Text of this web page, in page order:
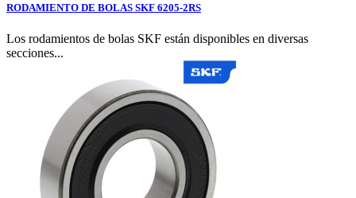
RODAMIENTO DE BOLAS SKF 6205-2RS
Los rodamientos de bolas SKF están disponibles en diversas
secciones...